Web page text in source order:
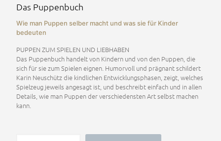
Das Puppenbuch
Wie man Puppen selber macht und was sie für Kinder
bedeuten
PUPPEN ZUM SPIELEN UND LIEBHABEN
Das Puppenbuch handelt von Kindern und von den Puppen, die
sich für sie zum Spielen eignen. Humorvoll und prägnant schildert
Karin Neuschütz die kindlichen Entwicklungsphasen, zeigt, welches
Spielzeug jeweils angesagt ist, und beschreibt einfach und in allen
Details, wie man Puppen der verschiedensten Art selbst machen
kann.